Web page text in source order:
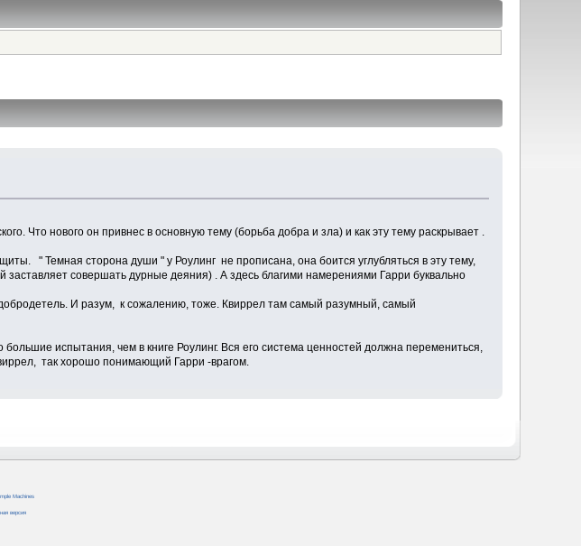
Что нового он привнес в основную тему (борьба добра и зла) и как эту тему раскрывает .
" Темная сторона души " у Роулинг не прописана, она боится углубляться в эту тему,
совершать дурные деяния) . А здесь благими намерениями Гарри буквально
И разум, к сожалению, тоже. Квиррел там самый разумный, самый
испытания, чем в книге Роулинг. Вся его система ценностей должна перемениться,
так хорошо понимающий Гарри -врагом.
Machines
версия